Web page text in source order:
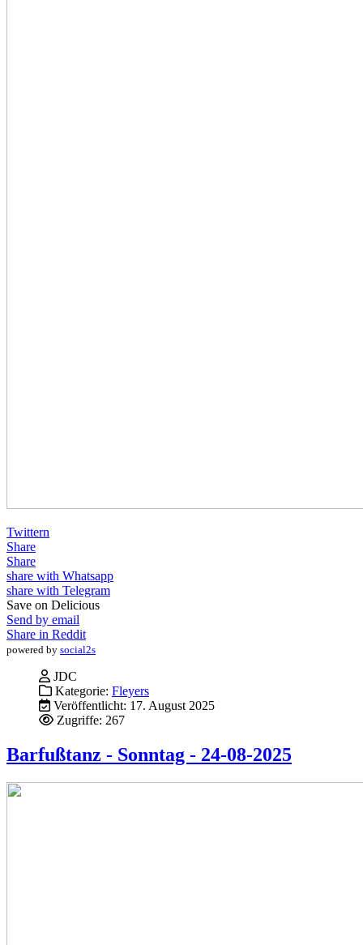
Twittern
Share
Share
share with Whatsapp
share with Telegram
Save on Delicious
Send by email
Share in Reddit
powered by social2s
JDC
Kategorie: Fleyers
Veröffentlicht: 17. August 2025
Zugriffe: 267
Barfußtanz - Sonntag - 24-08-2025